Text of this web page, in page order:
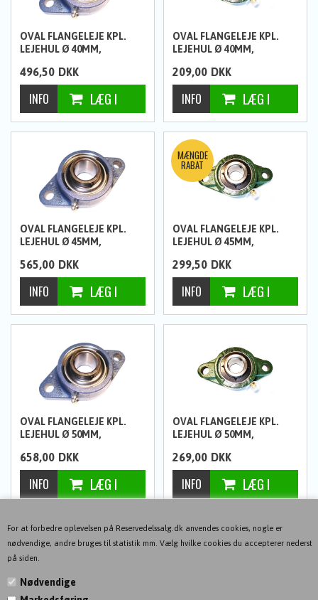
For at forbedre oplevelsen på Reservedelssalg.dk anvendes cookies, nogle er
nødvendige, andre bruges til statistik mm. Vælg hvilke cookies du accepterer nederst
på siden.
Nødvendige
OVAL FLANGELEJE KPL.
LEJEHUL Ø 40MM,
SKF
496,50 DKK
OVAL FLANGELEJE KPL.
LEJEHUL Ø 40MM,
209,00 DKK
OVAL FLANGELEJE KPL.
LEJEHUL Ø 45MM,
SKF
565,00 DKK
OVAL FLANGELEJE KPL.
LEJEHUL Ø 45MM,
299,50 DKK
OVAL FLANGELEJE KPL.
LEJEHUL Ø 50MM,
SKF
658,00 DKK
OVAL FLANGELEJE KPL.
LEJEHUL Ø 50MM,
269,00 DKK
1 2 NÆSTE-->